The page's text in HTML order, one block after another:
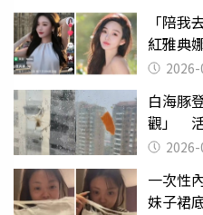
「陪
紅雅典
白海豚
觀」 活
一次性
妹子裙